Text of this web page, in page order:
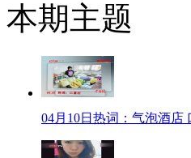
本期主题
04月10日热词：气泡酒店